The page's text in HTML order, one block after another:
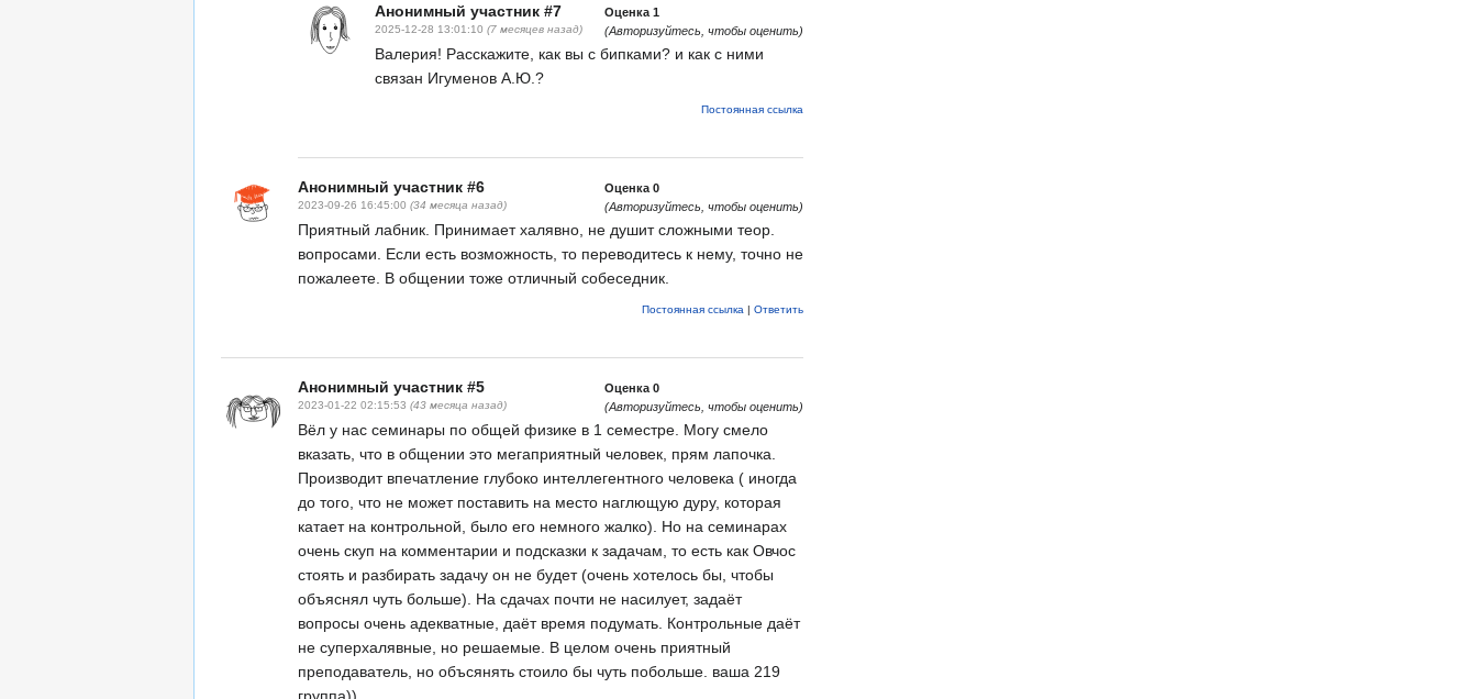
Анонимный участник #7
2025-12-28 13:01:10 (7 месяцев назад)
Оценка 1
(Авторизуйтесь, чтобы оценить)
Валерия! Расскажите, как вы с бипками? и как с ними
связан Игуменов А.Ю.?
Постоянная ссылка
Анонимный участник #6
2023-09-26 16:45:00 (34 месяца назад)
Оценка 0
(Авторизуйтесь, чтобы оценить)
Приятный лабник. Принимает халявно, не душит сложными теор.
вопросами. Если есть возможность, то переводитесь к нему, точно не
пожалеете. В общении тоже отличный собеседник.
Постоянная ссылка | Ответить
Анонимный участник #5
2023-01-22 02:15:53 (43 месяца назад)
Оценка 0
(Авторизуйтесь, чтобы оценить)
Вёл у нас семинары по общей физике в 1 семестре. Могу смело
вказать, что в общении это мегаприятный человек, прям лапочка.
Производит впечатление глубоко интеллегентного человека ( иногда
до того, что не может поставить на место наглющую дуру, которая
катает на контрольной, было его немного жалко). Но на семинарах
очень скуп на комментарии и подсказки к задачам, то есть как Овчос
стоять и разбирать задачу он не будет (очень хотелось бы, чтобы
объяснял чуть больше). На сдачах почти не насилует, задаёт
вопросы очень адекватные, даёт время подумать. Контрольные даёт
не суперхалявные, но решаемые. В целом очень приятный
преподаватель, но объсянять стоило бы чуть побольше. ваша 219